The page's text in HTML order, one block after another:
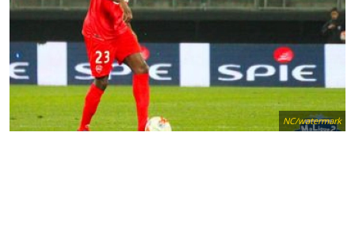
NC/watermark